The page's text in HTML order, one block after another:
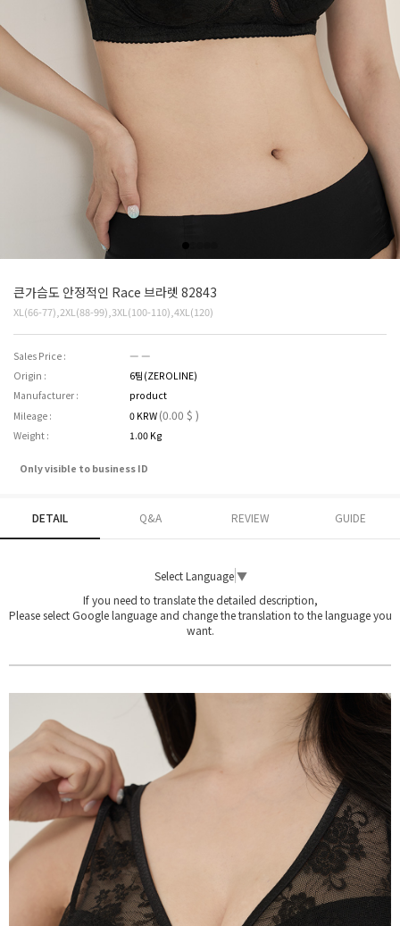
큰가슴도 안정적인 Race 브라렛 82843
XL(66-77),2XL(88-99),3XL(100-110),4XL(120)
Sales Price :
― ―
Origin :
6팀(ZEROLINE)
Manufacturer :
product
Mileage :
0 KRW (0.00 $ )
Weight : 1.00 Kg
Only visible to business ID
DETAIL Q&A REVIEW GUIDE
Select Language ▼
If you need to translate the detailed description,
Please select Google language and change the translation to the language you
want.